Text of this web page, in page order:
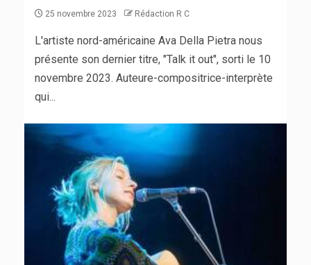
25 novembre 2023 Rédaction R C
L'artiste nord-américaine Ava Della Pietra nous
présente son dernier titre, "Talk it out", sorti le 10
novembre 2023. Auteure-compositrice-interprète
qui...